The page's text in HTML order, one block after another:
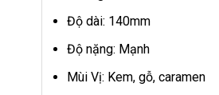
Độ dài: 140mm
Độ nặng: Mạnh
Mùi Vị: Kem, gỗ, caramen